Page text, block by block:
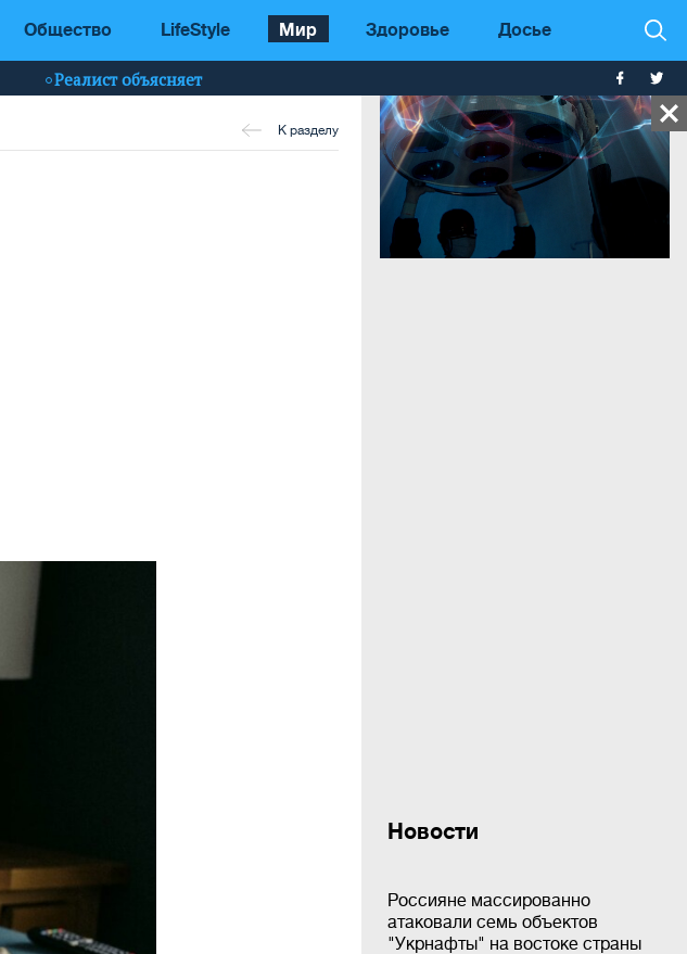
Общество LifeStyle Мир Здоровье Досье
Реалист объясняет
Новости
Россияне массированно
атаковали семь объектов
"Укрнафты" на востоке страны
К разделу